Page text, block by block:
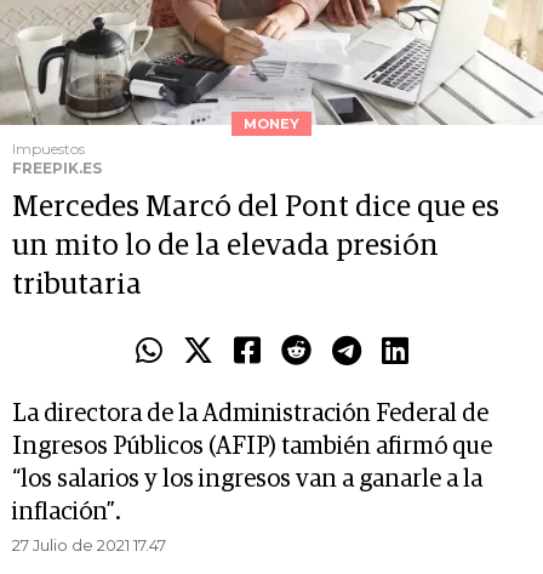
MONEY
Impuestos
FREEPIK.ES
Mercedes Marcó del Pont dice que es
un mito lo de la elevada presión
tributaria
La directora de la Administración Federal de
Ingresos Públicos (AFIP) también afirmó que
“los salarios y los ingresos van a ganarle a la
inflación”.
27 Julio de 2021 17.47